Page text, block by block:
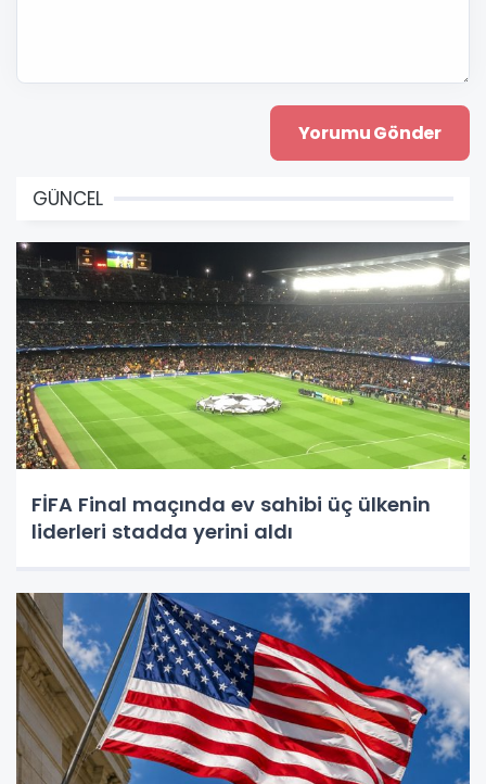
GÜNCEL
FİFA Final maçında ev sahibi üç ülkenin
liderleri stadda yerini aldı